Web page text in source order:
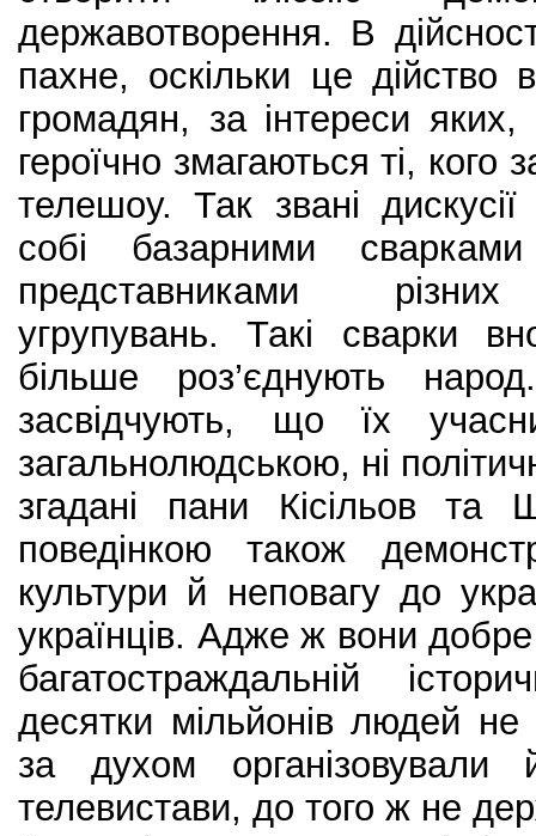
державотворення. В
пахне, оскільки це дійство
громадян, за інтереси
героїчно змагаються ті, кого
телешоу. Так звані
собі базарними
представниками різних
угрупувань. Такі сварки
більше роз’єднують
засвідчують, що їх
загальнолюдською, ні
згадані пани Кісільов
поведінкою також
культури й неповагу до
українців. Адже ж вони
багатостраждальній
десятки мільйонів людей
за духом організовували
телевистави, до того ж не